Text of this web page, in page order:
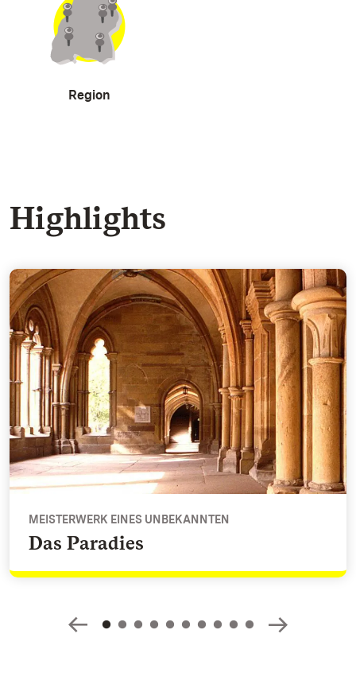
Region
Highlights
Das Paradies
MEISTERWERK EINES UNBEKANNTEN
Das Paradies - Meisterwerk eines Unbekannten